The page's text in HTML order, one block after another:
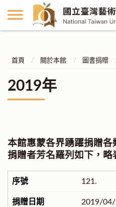
首頁 關於本館 圖書捐贈
2019年
本館惠蒙各界踴躍捐贈
捐贈者芳名羅列如下，略
121.
2019/